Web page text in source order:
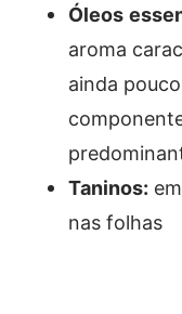
Óleos
aroma
ainda
Taninos:
nas folhas